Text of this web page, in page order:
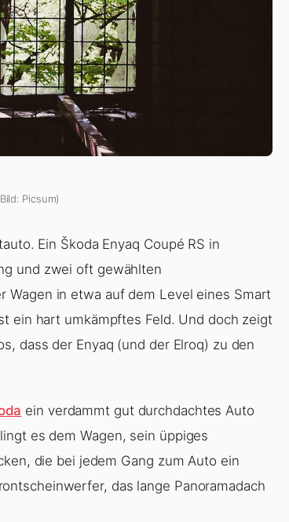
Picsum)
Ein Škoda Enyaq Coupé RS in
und zwei oft gewählten
Wagen in etwa auf dem Level eines Smart
ein hart umkämpftes Feld. Und doch zeigt
dass der Enyaq (und der Elroq) zu den
ein verdammt gut durchdachtes Auto
es dem Wagen, sein üppiges
die bei jedem Gang zum Auto ein
das lange Panoramadach